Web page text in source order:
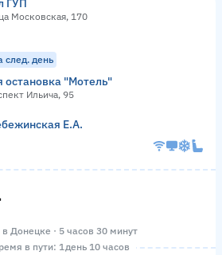
ГУП
Московская, 170
след. день
остановка "Мотель"
Ильича, 95
Е.А.
Донецке · 5 часов 30 минут
в пути: 1 день 10 часов